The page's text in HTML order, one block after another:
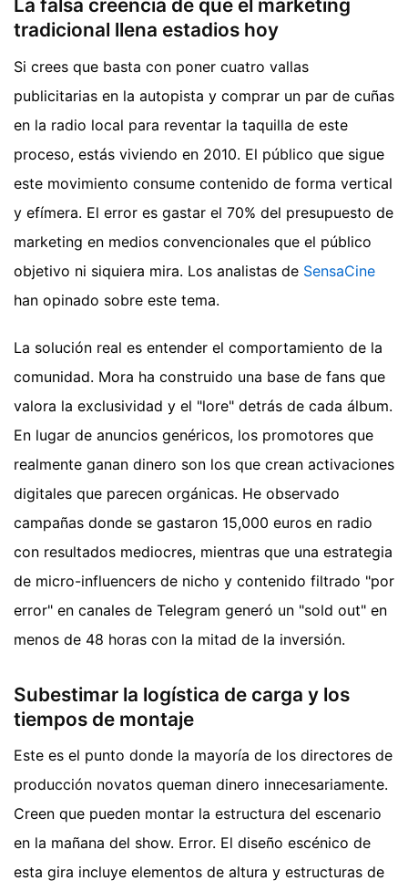
La falsa creencia de que el marketing
tradicional llena estadios hoy
Si crees que basta con poner cuatro vallas
publicitarias en la autopista y comprar un par de cuñas
en la radio local para reventar la taquilla de este
proceso, estás viviendo en 2010. El público que sigue
este movimiento consume contenido de forma vertical
y efímera. El error es gastar el 70% del presupuesto de
marketing en medios convencionales que el público
objetivo ni siquiera mira. Los analistas de SensaCine
han opinado sobre este tema.
La solución real es entender el comportamiento de la
comunidad. Mora ha construido una base de fans que
valora la exclusividad y el "lore" detrás de cada álbum.
En lugar de anuncios genéricos, los promotores que
realmente ganan dinero son los que crean activaciones
digitales que parecen orgánicas. He observado
campañas donde se gastaron 15,000 euros en radio
con resultados mediocres, mientras que una estrategia
de micro-influencers de nicho y contenido filtrado "por
error" en canales de Telegram generó un "sold out" en
menos de 48 horas con la mitad de la inversión.
Subestimar la logística de carga y los
tiempos de montaje
Este es el punto donde la mayoría de los directores de
producción novatos queman dinero innecesariamente.
Creen que pueden montar la estructura del escenario
en la mañana del show. Error. El diseño escénico de
esta gira incluye elementos de altura y estructuras de